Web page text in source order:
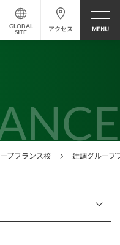
アクセス
GLOBAL
SITE
プフランス校 辻調グループ